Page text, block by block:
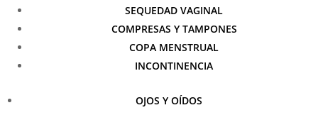
SEQUEDAD VAGINAL
COMPRESAS Y TAMPONES
COPA MENSTRUAL
INCONTINENCIA
OJOS Y OÍDOS